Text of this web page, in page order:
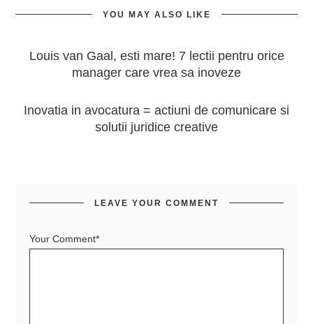
YOU MAY ALSO LIKE
Louis van Gaal, esti mare! 7 lectii pentru orice
manager care vrea sa inoveze
Inovatia in avocatura = actiuni de comunicare si
solutii juridice creative
LEAVE YOUR COMMENT
Your Comment*